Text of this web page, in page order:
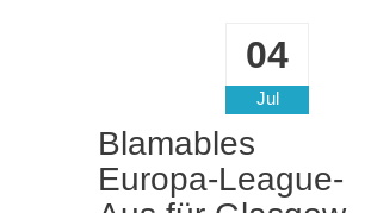
04
Jul
Blamables
Europa-League-